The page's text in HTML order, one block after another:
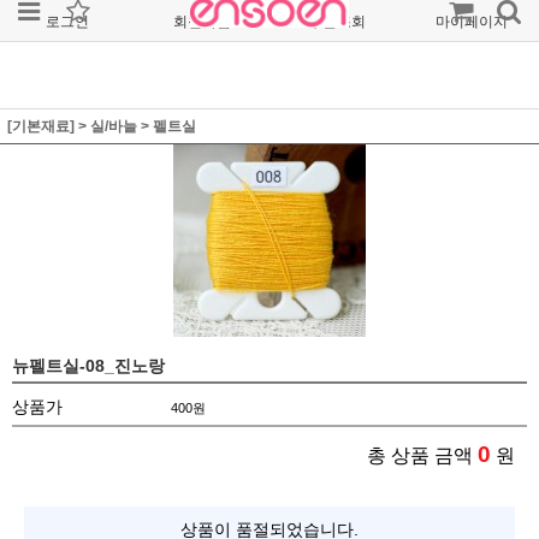
로그인 회원가입 주문조회 마이페이지
[기본재료] > 실/바늘 > 펠트실
뉴펠트실-08_진노랑
상품가 400원
총 상품 금액 0 원
상품이 품절되었습니다.